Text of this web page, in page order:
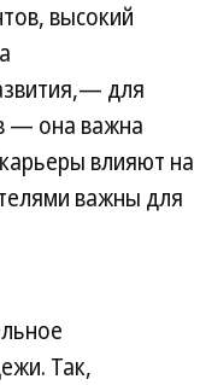
высокий
для
— она важна
влияют на
важны для
Так,